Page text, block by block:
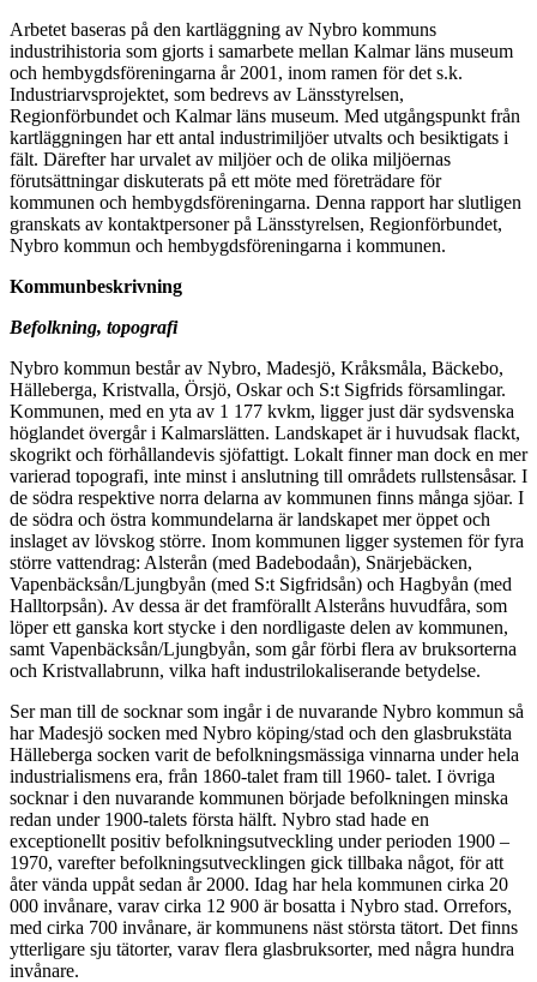
Arbetet baseras på den kartläggning av Nybro kommuns
industrihistoria som gjorts i samarbete mellan Kalmar läns museum
och hembygdsföreningarna år 2001, inom ramen för det s.k.
Industriarvsprojektet, som bedrevs av Länsstyrelsen,
Regionförbundet och Kalmar läns museum. Med utgångspunkt från
kartläggningen har ett antal industrimiljöer utvalts och besiktigats i
fält. Därefter har urvalet av miljöer och de olika miljöernas
förutsättningar diskuterats på ett möte med företrädare för
kommunen och hembygdsföreningarna. Denna rapport har slutligen
granskats av kontaktpersoner på Länsstyrelsen, Regionförbundet,
Nybro kommun och hembygdsföreningarna i kommunen.
Kommunbeskrivning
Befolkning, topografi
Nybro kommun består av Nybro, Madesjö, Kråksmåla, Bäckebo,
Hälleberga, Kristvalla, Örsjö, Oskar och S:t Sigfrids församlingar.
Kommunen, med en yta av 1 177 kvkm, ligger just där sydsvenska
höglandet övergår i Kalmarslätten. Landskapet är i huvudsak flackt,
skogrikt och förhållandevis sjöfattigt. Lokalt finner man dock en mer
varierad topografi, inte minst i anslutning till områdets rullstensåsar. I
de södra respektive norra delarna av kommunen finns många sjöar. I
de södra och östra kommundelarna är landskapet mer öppet och
inslaget av lövskog större. Inom kommunen ligger systemen för fyra
större vattendrag: Alsterån (med Badebodaån), Snärjebäcken,
Vapenbäcksån/Ljungbyån (med S:t Sigfridsån) och Hagbyån (med
Halltorpsån). Av dessa är det framförallt Alsteråns huvudfåra, som
löper ett ganska kort stycke i den nordligaste delen av kommunen,
samt Vapenbäcksån/Ljungbyån, som går förbi flera av bruksorterna
och Kristvallabrunn, vilka haft industrilokaliserande betydelse.
Ser man till de socknar som ingår i de nuvarande Nybro kommun så
har Madesjö socken med Nybro köping/stad och den glasbrukstäta
Hälleberga socken varit de befolkningsmässiga vinnarna under hela
industrialismens era, från 1860-talet fram till 1960- talet. I övriga
socknar i den nuvarande kommunen började befolkningen minska
redan under 1900-talets första hälft. Nybro stad hade en
exceptionellt positiv befolkningsutveckling under perioden 1900 –
1970, varefter befolkningsutvecklingen gick tillbaka något, för att
åter vända uppåt sedan år 2000. Idag har hela kommunen cirka 20
000 invånare, varav cirka 12 900 är bosatta i Nybro stad. Orrefors,
med cirka 700 invånare, är kommunens näst största tätort. Det finns
ytterligare sju tätorter, varav flera glasbruksorter, med några hundra
invånare.